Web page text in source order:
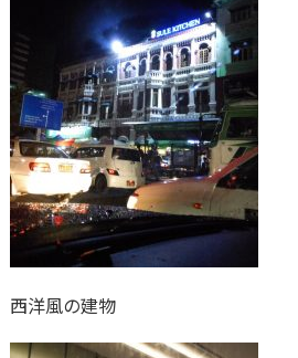
西洋風の建物